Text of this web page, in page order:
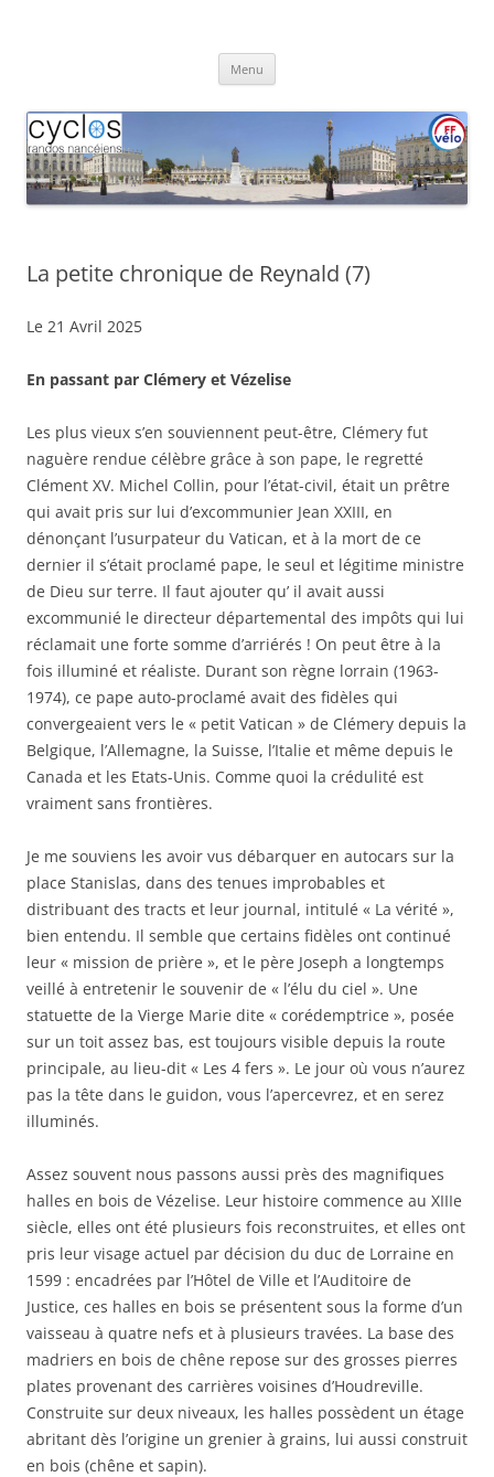
Menu
La petite chronique de Reynald (7)
Le 21 Avril 2025
En passant par Clémery et Vézelise
Les plus vieux s’en souviennent peut-être, Clémery fut
naguère rendue célèbre grâce à son pape, le regretté
Clément XV. Michel Collin, pour l’état-civil, était un prêtre
qui avait pris sur lui d’excommunier Jean XXIII, en
dénonçant l’usurpateur du Vatican, et à la mort de ce
dernier il s’était proclamé pape, le seul et légitime ministre
de Dieu sur terre. Il faut ajouter qu’ il avait aussi
excommunié le directeur départemental des impôts qui lui
réclamait une forte somme d’arriérés ! On peut être à la
fois illuminé et réaliste. Durant son règne lorrain (1963-
1974), ce pape auto-proclamé avait des fidèles qui
convergeaient vers le « petit Vatican » de Clémery depuis la
Belgique, l’Allemagne, la Suisse, l’Italie et même depuis le
Canada et les Etats-Unis. Comme quoi la crédulité est
vraiment sans frontières.
Je me souviens les avoir vus débarquer en autocars sur la
place Stanislas, dans des tenues improbables et
distribuant des tracts et leur journal, intitulé « La vérité »,
bien entendu. Il semble que certains fidèles ont continué
leur « mission de prière », et le père Joseph a longtemps
veillé à entretenir le souvenir de « l’élu du ciel ». Une
statuette de la Vierge Marie dite « corédemptrice », posée
sur un toit assez bas, est toujours visible depuis la route
principale, au lieu-dit « Les 4 fers ». Le jour où vous n’aurez
pas la tête dans le guidon, vous l’apercevrez, et en serez
illuminés.
Assez souvent nous passons aussi près des magnifiques
halles en bois de Vézelise. Leur histoire commence au XIIIe
siècle, elles ont été plusieurs fois reconstruites, et elles ont
pris leur visage actuel par décision du duc de Lorraine en
1599 : encadrées par l’Hôtel de Ville et l’Auditoire de
Justice, ces halles en bois se présentent sous la forme d’un
vaisseau à quatre nefs et à plusieurs travées. La base des
madriers en bois de chêne repose sur des grosses pierres
plates provenant des carrières voisines d’Houdreville.
Construite sur deux niveaux, les halles possèdent un étage
abritant dès l’origine un grenier à grains, lui aussi construit
en bois (chêne et sapin).